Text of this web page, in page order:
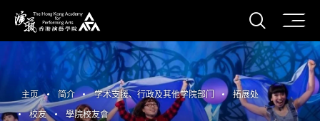
香港演艺学院
打开
主页 简介 学术支援、行政及其他学院部门
拓展处
校友
學院校友會